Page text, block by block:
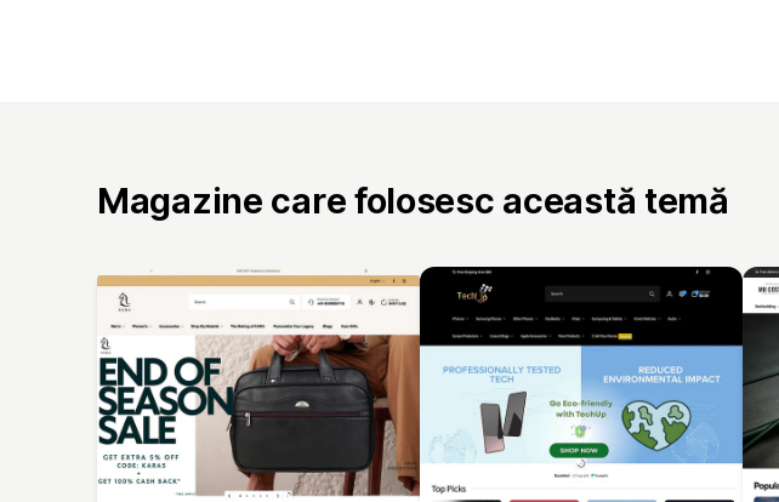
Magazine care folosesc această temă